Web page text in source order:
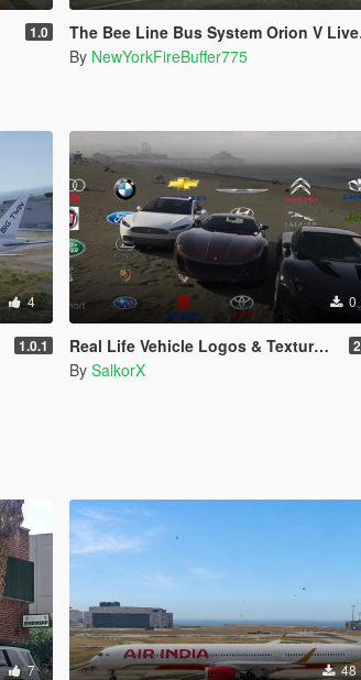
1.0 The Bee Line Bus System Orion V Livery pack
By NewYorkFireBuffer775
4
1.0.1
0
Real Life Vehicle Logos & Textures Pack - GTA V Enhanced
By SalkorX
7 48